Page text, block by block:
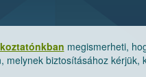
megismerheti,
melynek biztosításához kérjük,